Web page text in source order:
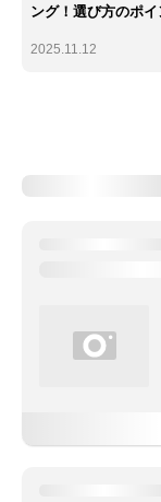
ング！選び方のポ
2025.11.12